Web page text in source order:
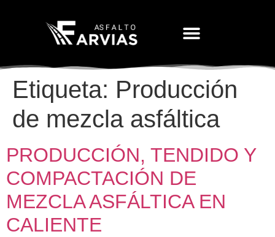
Etiqueta: Producción
de mezcla asfáltica
PRODUCCIÓN, TENDIDO Y
COMPACTACIÓN DE
MEZCLA ASFÁLTICA EN
CALIENTE